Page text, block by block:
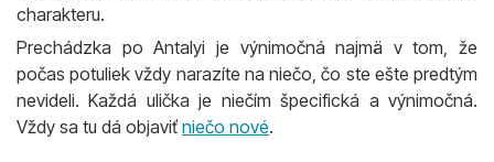
charakteru.
Prechádzka po Antalyi je výnimočná najmä v tom, že
počas potuliek vždy narazíte na niečo, čo ste ešte predtým
nevideli. Každá ulička je niečím špecifická a výnimočná.
Vždy sa tu dá objaviť niečo nové.